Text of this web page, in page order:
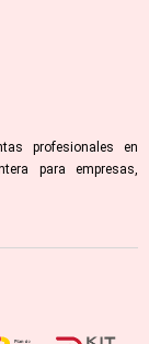
profesionales en
para empresas,